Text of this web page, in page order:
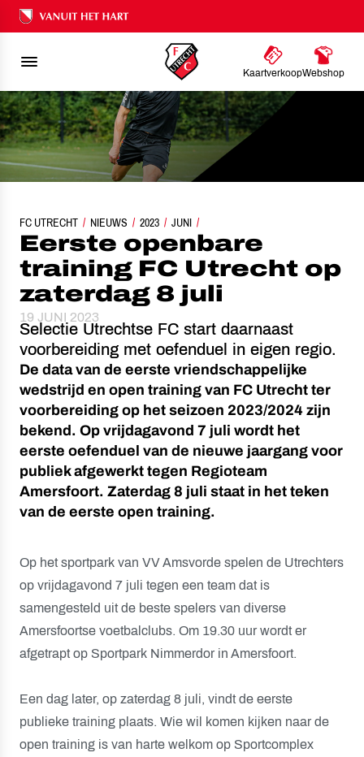
Ons nalatenschap
KaartverkoopWebshop
FC UTRECHT NIEUWS 2023 JUNI
EERSTE OPENBARE TRAINING FC UTRECHT OP ZATERDAG 8 JULI
Eerste openbare
training FC Utrecht op
zaterdag 8 juli
19 JUNI 2023
Selectie Utrechtse FC start daarnaast
voorbereiding met oefenduel in eigen regio.
De data van de eerste vriendschappelijke
wedstrijd en open training van FC Utrecht ter
voorbereiding op het seizoen 2023/2024 zijn
bekend. Op vrijdagavond 7 juli wordt het
eerste oefenduel van de nieuwe jaargang voor
publiek afgewerkt tegen Regioteam
Amersfoort. Zaterdag 8 juli staat in het teken
van de eerste open training.
Op het sportpark van VV Amsvorde spelen de Utrechters
op vrijdagavond 7 juli tegen een team dat is
samengesteld uit de beste spelers van diverse
Amersfoortse voetbalclubs. Om 19.30 uur wordt er
afgetrapt op Sportpark Nimmerdor in Amersfoort.
Een dag later, op zaterdag 8 juli, vindt de eerste
publieke training plaats. Wie wil komen kijken naar de
open training is van harte welkom op Sportcomplex